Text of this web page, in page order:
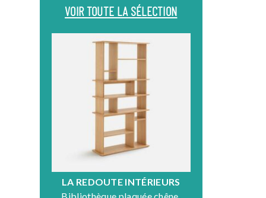
VOIR TOUTE LA SÉLECTION
LA REDOUTE INTÉRIEURS